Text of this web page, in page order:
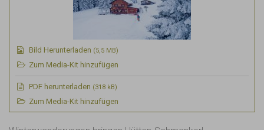
Bild Herunterladen (5,5 MB)
Zum Media-Kit hinzufügen
PDFherunterladen (318 kB)
Zum Media-Kit hinzufügen